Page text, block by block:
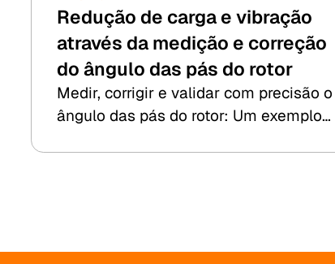
Redução de carga e vibração
através da medição e correção
do ângulo das pás do rotor
Medir, corrigir e validar com precisão o
ângulo das pás do rotor: Um exemplo